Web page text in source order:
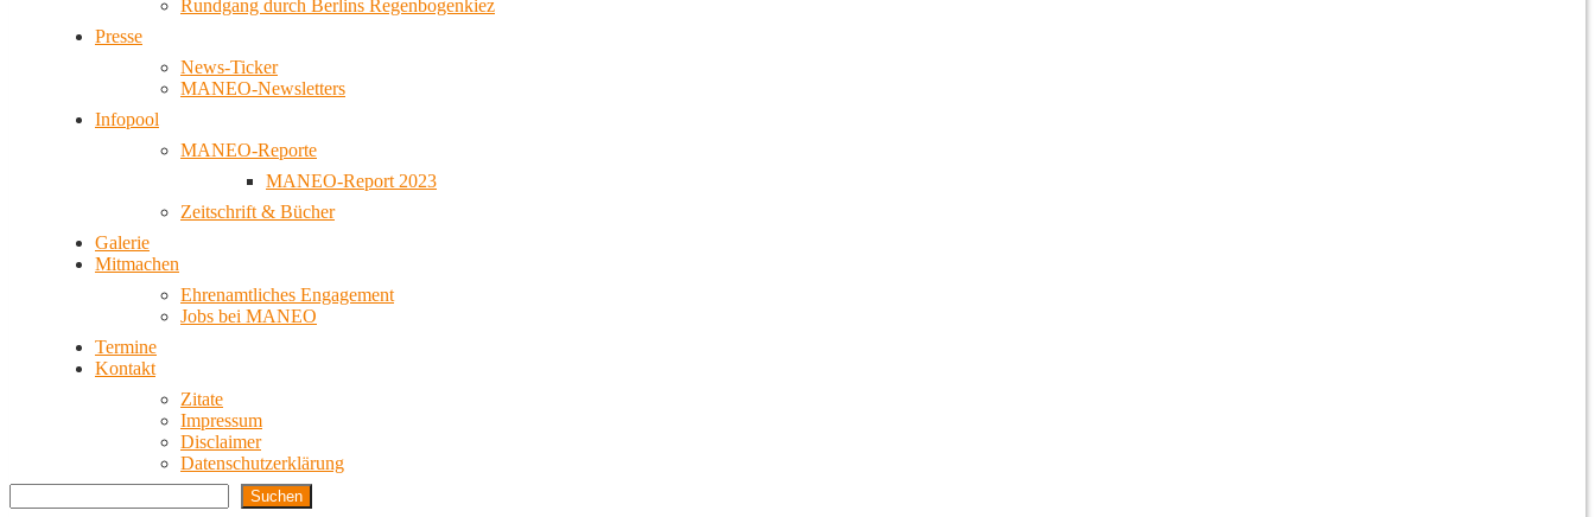
Rundgang durch Berlins Regenbogenkiez
Presse
News-Ticker
MANEO-Newsletters
Infopool
MANEO-Reporte
MANEO-Report 2023
Zeitschrift & Bücher
Galerie
Mitmachen
Ehrenamtliches Engagement
Jobs bei MANEO
Termine
Kontakt
Zitate
Impressum
Disclaimer
Datenschutzerklärung
Suchen